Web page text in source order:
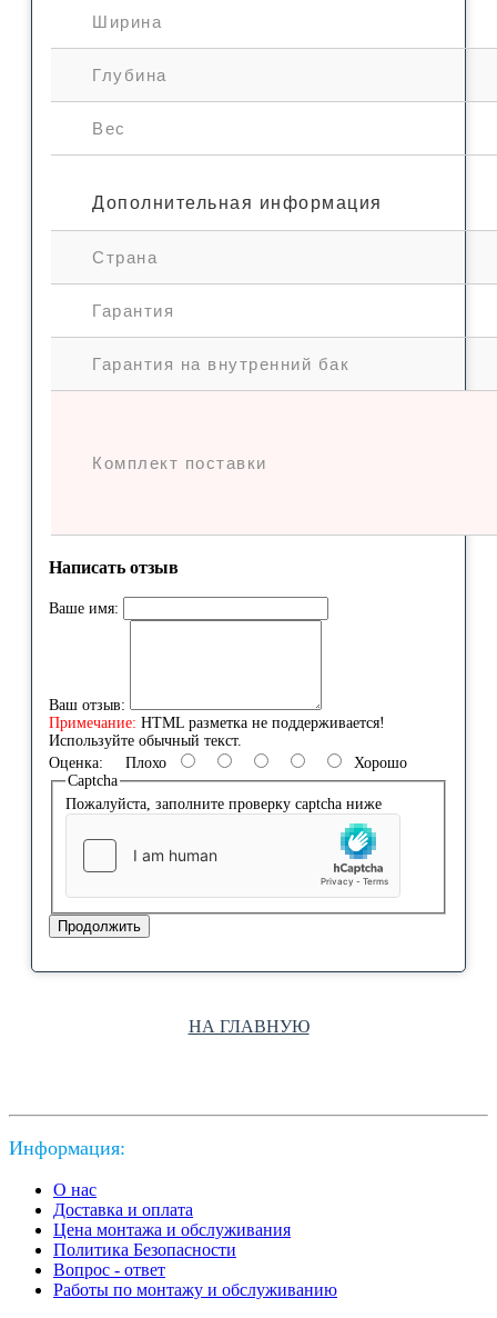
Ширина
Глубина
Вес
Дополнительная информация
Страна
Гарантия
Гарантия на внутренний бак
Комплект поставки
Написать отзыв
Ваше имя:
Ваш отзыв:
Примечание: HTML разметка не поддерживается!
Используйте обычный текст.
Оценка: Плохо
Хорошо
Captcha
Пожалуйста, заполните проверку captcha ниже
Продолжить
НА ГЛАВНУЮ
Информация:
О нас
Доставка и оплата
Цена монтажа и обслуживания
Политика Безопасности
Вопрос - ответ
Работы по монтажу и обслуживанию